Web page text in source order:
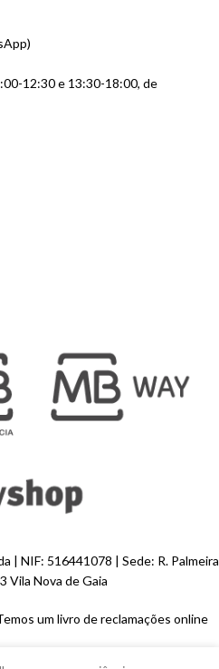
12:30 e 13:30-18:00, de
| NIF: 516441078 | Sede: R. Palmeira
Vila Nova de Gaia
um livro de reclamações online